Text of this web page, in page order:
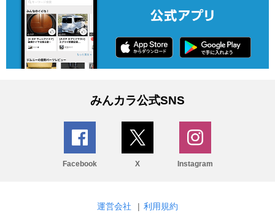
みんカラ公式SNS
Facebook X Instagram
運営会社 | 利用規約